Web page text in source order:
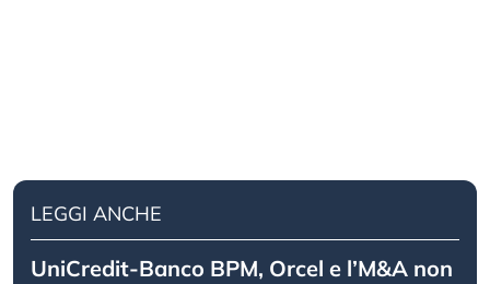
LEGGI ANCHE
UniCredit-Banco BPM, Orcel e l’M&A non